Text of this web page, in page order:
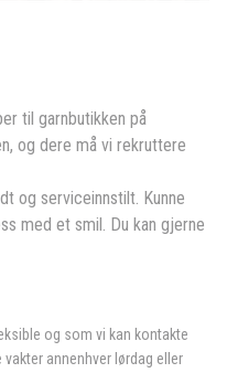
til garnbutikken på
og dere må vi rekruttere
og serviceinnstilt. Kunne
med et smil. Du kan gjerne
og som vi kan kontakte
annenhver lørdag eller